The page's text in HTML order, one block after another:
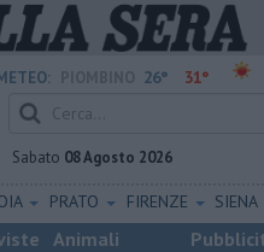
26° 31°
Sabato 08 Agosto 2026
PRATO FIRENZE SIENA
Animali